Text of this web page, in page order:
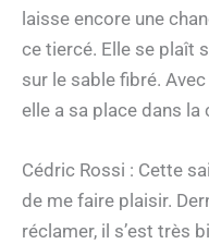
laisse encore une
ce tiercé. Elle se plaît
sur le sable fibré.
elle a sa place dans
Cédric Rossi : Cette
de me faire plaisir.
réclamer, il s’est très